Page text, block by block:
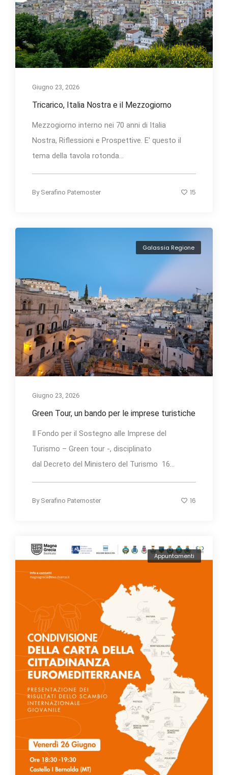
Giugno 23, 2026
Tricarico, Italia Nostra e il Mezzogiorno
Mezzogiorno interno nei 70 anni di Italia
Nostra, Riflessioni e Prospettive. E' questo il
tema della tavola rotonda...
By Serafino Paternoster 15
Galassia Regione
Giugno 23, 2026
Green Tour, un bando per le imprese turistiche
Il Fondo per il Sostegno alle Imprese del
Turismo – Green tour -, disciplinato
dal Decreto del Ministero del Turismo 16...
By Serafino Paternoster 16
Appuntamenti